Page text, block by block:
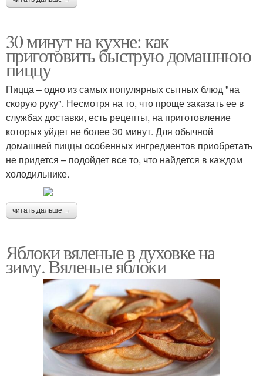
30 минут на кухне: как
приготовить быструю домашнюю
пиццу
Пицца – одно из самых популярных сытных блюд "на
скорую руку". Несмотря на то, что проще заказать ее в
службах доставки, есть рецепты, на приготовление
которых уйдет не более 30 минут. Для обычной
домашней пиццы особенных ингредиентов приобретать
не придется – подойдет все то, что найдется в каждом
холодильнике.
читать дальше →
Яблоки вяленые в духовке на
зиму. Вяленые яблоки